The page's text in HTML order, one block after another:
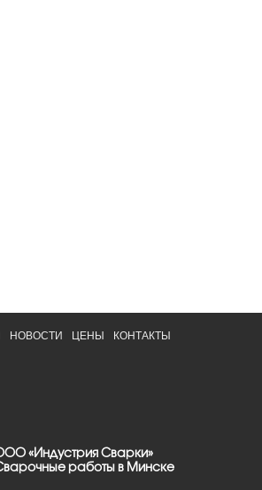
НОВОСТИ ЦЕНЫ КОНТАКТЫ
«Индустрия Сварки»
работы в Минске